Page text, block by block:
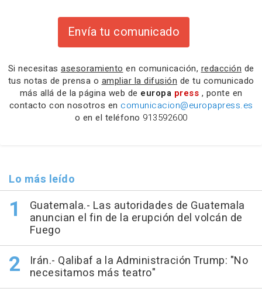
Envía tu comunicado
Si necesitas asesoramiento en comunicación, redacción de
tus notas de prensa o ampliar la difusión de tu comunicado
más allá de la página web de europa press , ponte en
contacto con nosotros en comunicacion@europapress.es
o en el teléfono 913592600
Lo más leído
Guatemala.- Las autoridades de Guatemala
anuncian el fin de la erupción del volcán de
Fuego
Irán.- Qalibaf a la Administración Trump: "No
necesitamos más teatro"